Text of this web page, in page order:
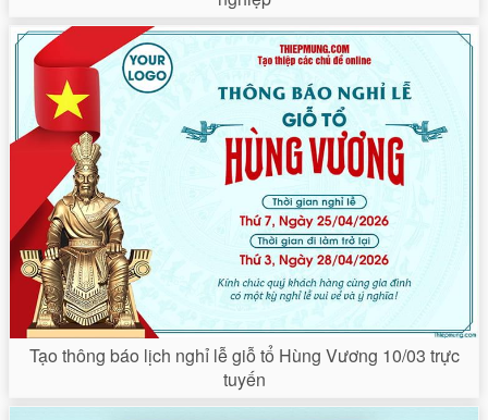
Tạo thông báo lịch nghỉ lễ giỗ tổ Hùng Vương 10/03 trực
tuyến